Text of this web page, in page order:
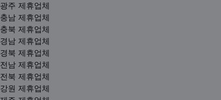
광주 제휴업체
충남 제휴업체
충북 제휴업체
경남 제휴업체
경북 제휴업체
전남 제휴업체
전북 제휴업체
강원 제휴업체